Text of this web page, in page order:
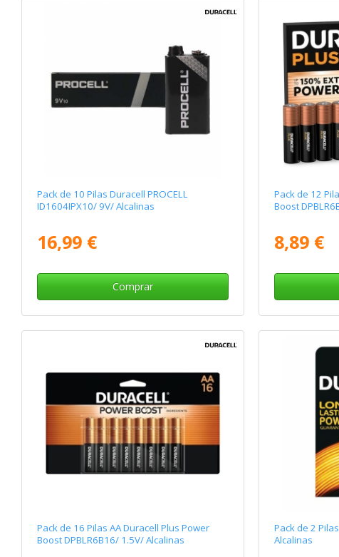
Pack de 10 Pilas Duracell PROCELL
ID1604IPX10/ 9V/ Alcalinas
16,99 €
Comprar
Pack de 12
Boost
8,89 €
Pack de 16 Pilas AA Duracell Plus Power
Boost DPBLR6B16/ 1.5V/ Alcalinas
Pack de 2
Alcalinas